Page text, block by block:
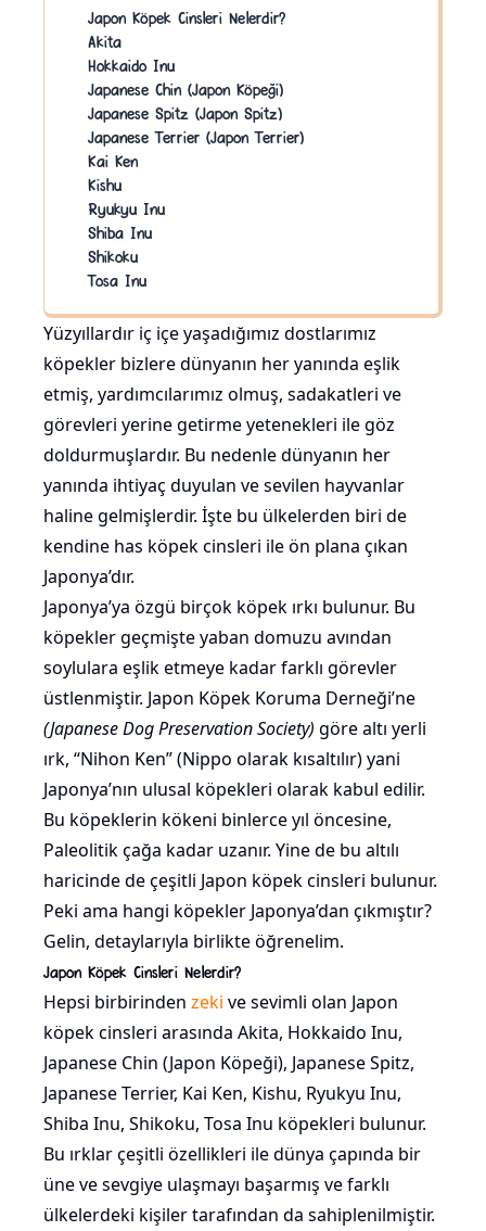
Japon Köpek Cinsleri Nelerdir?
Akita
Hokkaido Inu
Japanese Chin (Japon Köpeği)
Japanese Spitz (Japon Spitz)
Japanese Terrier (Japon Terrier)
Kai Ken
Kishu
Ryukyu Inu
Shiba Inu
Shikoku
Tosa Inu
Yüzyıllardır iç içe yaşadığımız dostlarımız
köpekler bizlere dünyanın her yanında eşlik
etmiş, yardımcılarımız olmuş, sadakatleri ve
görevleri yerine getirme yetenekleri ile göz
doldurmuşlardır. Bu nedenle dünyanın her
yanında ihtiyaç duyulan ve sevilen hayvanlar
haline gelmişlerdir. İşte bu ülkelerden biri de
kendine has köpek cinsleri ile ön plana çıkan
Japonya’dır.
Japonya’ya özgü birçok köpek ırkı bulunur. Bu
köpekler geçmişte yaban domuzu avından
soylulara eşlik etmeye kadar farklı görevler
üstlenmiştir. Japon Köpek Koruma Derneği’ne
(Japanese Dog Preservation Society) göre altı yerli
ırk, “Nihon Ken” (Nippo olarak kısaltılır) yani
Japonya’nın ulusal köpekleri olarak kabul edilir.
Bu köpeklerin kökeni binlerce yıl öncesine,
Paleolitik çağa kadar uzanır. Yine de bu altılı
haricinde de çeşitli Japon köpek cinsleri bulunur.
Peki ama hangi köpekler Japonya’dan çıkmıştır?
Gelin, detaylarıyla birlikte öğrenelim.
Japon Köpek Cinsleri Nelerdir?
Hepsi birbirinden zeki ve sevimli olan Japon
köpek cinsleri arasında Akita, Hokkaido Inu,
Japanese Chin (Japon Köpeği), Japanese Spitz,
Japanese Terrier, Kai Ken, Kishu, Ryukyu Inu,
Shiba Inu, Shikoku, Tosa Inu köpekleri bulunur.
Bu ırklar çeşitli özellikleri ile dünya çapında bir
üne ve sevgiye ulaşmayı başarmış ve farklı
ülkelerdeki kişiler tarafından da sahiplenilmiştir.